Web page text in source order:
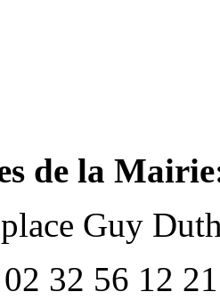
de la
Guy
02 32 56 12 21